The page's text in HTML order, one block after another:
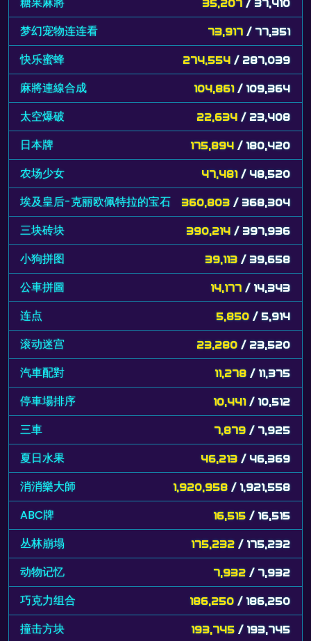
梦幻宠物连连看 73,917 / 77,351
快乐蜜蜂 274,554 / 287,039
麻將連線合成 104,861 / 109,364
太空爆破 22,634 / 23,408
日本牌 175,894 / 180,420
农场少女 47,481 / 48,520
埃及皇后-克丽欧佩特拉的宝石 360,803 / 368,304
三块砖块 390,214 / 397,936
小狗拼图 39,113 / 39,658
公車拼圖 14,177 / 14,343
连点 5,850 / 5,914
滚动迷宫 23,280 / 23,520
汽車配對 11,278 / 11,375
停車場排序 10,441 / 10,512
三車 7,879 / 7,925
夏日水果 46,213 / 46,369
消消樂大師 1,920,958 / 1,921,558
ABC牌 16,515 / 16,515
丛林崩塌 175,232 / 175,232
动物记忆 7,932 / 7,932
巧克力组合 186,250 / 186,250
撞击方块 193,745 / 193,745